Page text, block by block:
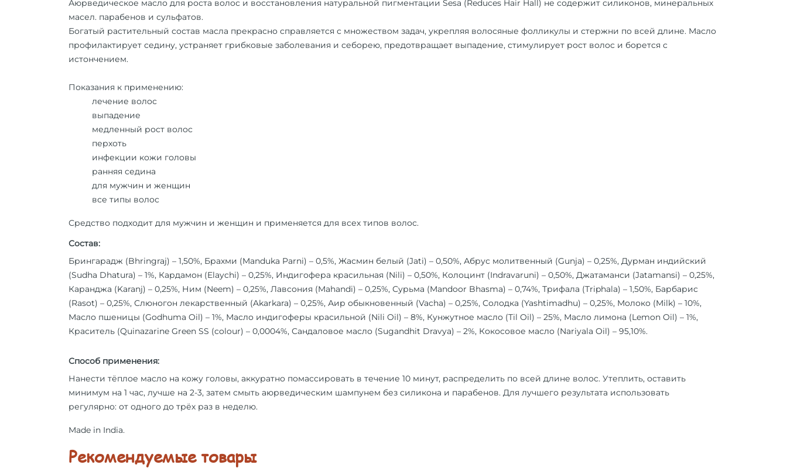
Аюрведическое масло для роста волос и восстановления натуральной пигментации Sesa (Reduces Hair Hall) не содержит силиконов, минеральных
масел. парабенов и сульфатов.
Богатый растительный состав масла прекрасно справляется с множеством задач, укрепляя волосяные фолликулы и стержни по всей длине. Масло
профилактирует седину, устраняет грибковые заболевания и себорею, предотвращает выпадение, стимулирует рост волос и борется с
истончением.
Показания к применению:
лечение волос
выпадение
медленный рост волос
перхоть
инфекции кожи головы
ранняя седина
для мужчин и женщин
все типы волос
Средство подходит для мужчин и женщин и применяется для всех типов волос.
Состав:
Брингарадж (Bhringraj) – 1,50%, Брахми (Manduka Parni) – 0,5%, Жасмин белый (Jati) – 0,50%, Абрус молитвенный (Gunja) – 0,25%, Дурман индийский
(Sudha Dhatura) – 1%, Кардамон (Elaychi) – 0,25%, Индигофера красильная (Nili) – 0,50%, Колоцинт (Indravaruni) – 0,50%, Джатаманси (Jatamansi) – 0,25%,
Каранджа (Karanj) – 0,25%, Ним (Neem) – 0,25%, Лавсония (Mahandi) – 0,25%, Сурьма (Mandoor Bhasma) – 0,74%, Трифала (Triphala) – 1,50%, Барбарис
(Rasot) – 0,25%, Слюногон лекарственный (Akarkara) – 0,25%, Аир обыкновенный (Vacha) – 0,25%, Солодка (Yashtimadhu) – 0,25%, Молоко (Milk) – 10%,
Масло пшеницы (Godhuma Oil) – 1%, Масло индигоферы красильной (Nili Oil) – 8%, Кунжутное масло (Til Oil) – 25%, Масло лимона (Lemon Oil) – 1%,
Краситель (Quinazarine Green SS (colour) – 0,0004%, Сандаловое масло (Sugandhit Dravya) – 2%, Кокосовое масло (Nariyala Oil) – 95,10%.
Способ применения:
Нанести тёплое масло на кожу головы, аккуратно помассировать в течение 10 минут, распределить по всей длине волос. Утеплить, оставить
минимум на 1 час, лучше на 2-3, затем смыть аюрведическим шампунем без силикона и парабенов. Для лучшего результата использовать
регулярно: от одного до трёх раз в неделю.
Made in India.
Рекомендуемые товары